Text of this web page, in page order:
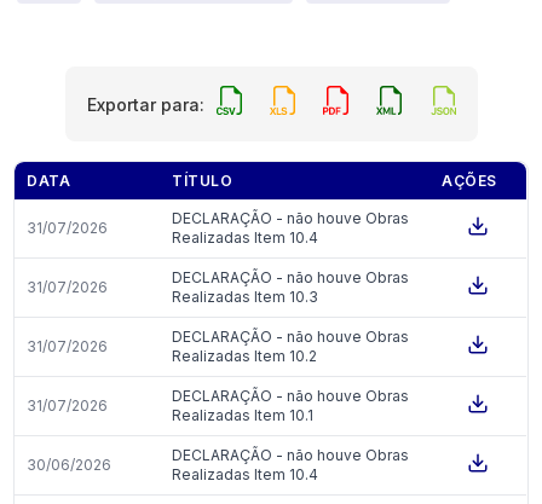
Exportar para:
DATA TÍTULO AÇÕES
31/07/2026
DECLARAÇÃO - não houve Obras
Realizadas Item 10.4
31/07/2026
DECLARAÇÃO - não houve Obras
Realizadas Item 10.3
31/07/2026
DECLARAÇÃO - não houve Obras
Realizadas Item 10.2
31/07/2026
DECLARAÇÃO - não houve Obras
Realizadas Item 10.1
30/06/2026
DECLARAÇÃO - não houve Obras
Realizadas Item 10.4